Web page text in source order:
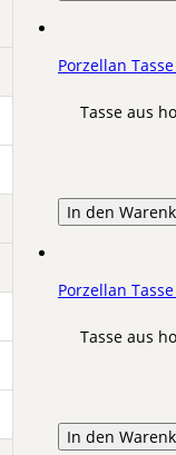
Porzellan
Tasse aus
In den
Porzellan
Tasse aus
In den